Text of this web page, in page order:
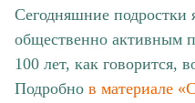
Сегодняшние подростки
общественно активным
100 лет, как говорится,
Подробно в материале